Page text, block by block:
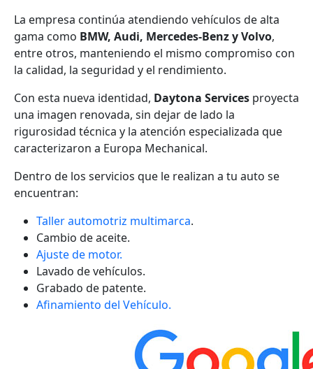
La empresa continúa atendiendo vehículos de alta
gama como BMW, Audi, Mercedes-Benz y Volvo,
entre otros, manteniendo el mismo compromiso con
la calidad, la seguridad y el rendimiento.
Con esta nueva identidad, Daytona Services proyecta
una imagen renovada, sin dejar de lado la
rigurosidad técnica y la atención especializada que
caracterizaron a Europa Mechanical.
Dentro de los servicios que le realizan a tu auto se
encuentran:
Taller automotriz multimarca.
Cambio de aceite.
Ajuste de motor.
Lavado de vehículos.
Grabado de patente.
Afinamiento del Vehículo.